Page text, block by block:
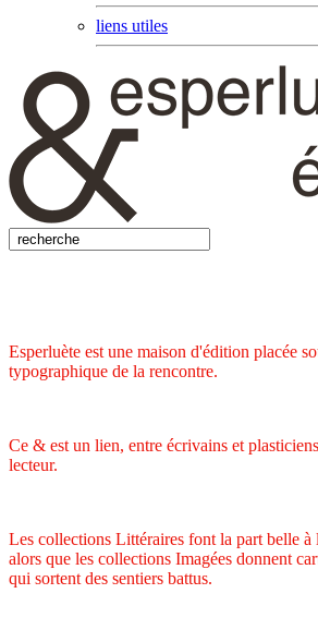
liens utiles
Esperluète est une maison d'édition placée
typographique de la rencontre.
Ce & est un lien, entre écrivains et
lecteur.
Les collections Littéraires font la part belle à
alors que les collections Imagées donnent
qui sortent des sentiers battus.